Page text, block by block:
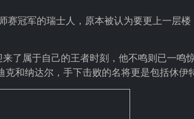
赛冠军的瑞士人，原本被认为要更上一层
了属于自己的王者时刻，他不鸣则已一鸣
和纳达尔，手下击败的名将更是包括休伊